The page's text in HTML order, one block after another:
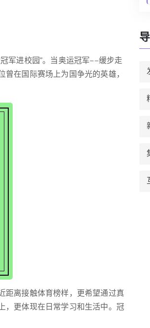
军进校园”。当奥运冠军——缓步走
在国际赛场上为国争光的英雄，
距离接触体育榜样，更希望通过真
，更体现在日常学习和生活中。冠